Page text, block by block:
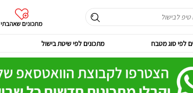
מתכונים שאהבתי
לפי סוג מטבח מתכונים לפי שיטת בישול